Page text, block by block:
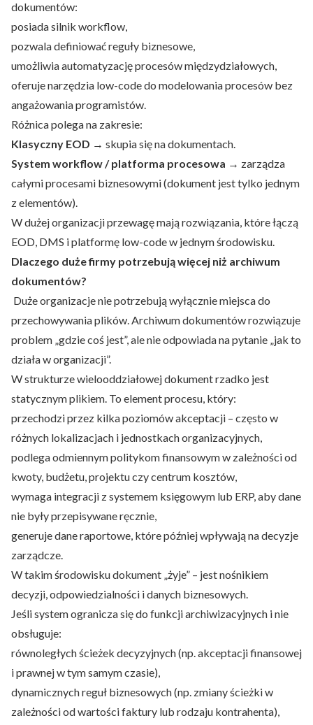
dokumentów:
posiada silnik workflow,
pozwala definiować reguły biznesowe,
umożliwia automatyzację procesów międzydziałowych,
oferuje narzędzia low-code do modelowania procesów bez
angażowania programistów.
Różnica polega na zakresie:
Klasyczny EOD → skupia się na dokumentach.
System workflow / platforma procesowa → zarządza
całymi procesami biznesowymi (dokument jest tylko jednym
z elementów).
W dużej organizacji przewagę mają rozwiązania, które łączą
EOD, DMS i platformę low-code w jednym środowisku.
Dlaczego duże firmy potrzebują więcej niż archiwum
dokumentów?
Duże organizacje nie potrzebują wyłącznie miejsca do
przechowywania plików. Archiwum dokumentów rozwiązuje
problem „gdzie coś jest”, ale nie odpowiada na pytanie „jak to
działa w organizacji”.
W strukturze wielooddziałowej dokument rzadko jest
statycznym plikiem. To element procesu, który:
przechodzi przez kilka poziomów akceptacji – często w
różnych lokalizacjach i jednostkach organizacyjnych,
podlega odmiennym politykom finansowym w zależności od
kwoty, budżetu, projektu czy centrum kosztów,
wymaga integracji z systemem księgowym lub ERP, aby dane
nie były przepisywane ręcznie,
generuje dane raportowe, które później wpływają na decyzje
zarządcze.
W takim środowisku dokument „żyje” – jest nośnikiem
decyzji, odpowiedzialności i danych biznesowych.
Jeśli system ogranicza się do funkcji archiwizacyjnych i nie
obsługuje:
równoległych ścieżek decyzyjnych (np. akceptacji finansowej
i prawnej w tym samym czasie),
dynamicznych reguł biznesowych (np. zmiany ścieżki w
zależności od wartości faktury lub rodzaju kontrahenta),